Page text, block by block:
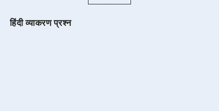
हिंदी व्याकरण प्रश्न